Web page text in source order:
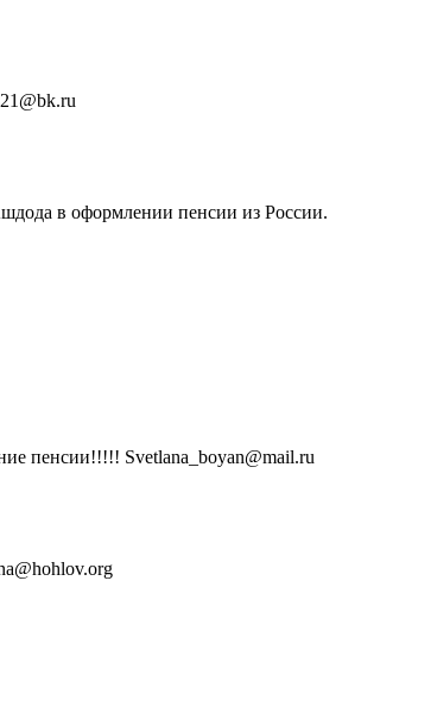
в оформлении пенсии из России.
пенсии!!!!! Svetlana_boyan@mail.ru